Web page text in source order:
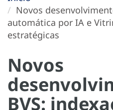
Novos
automática por IA e
estratégicas
Novos
BVS: